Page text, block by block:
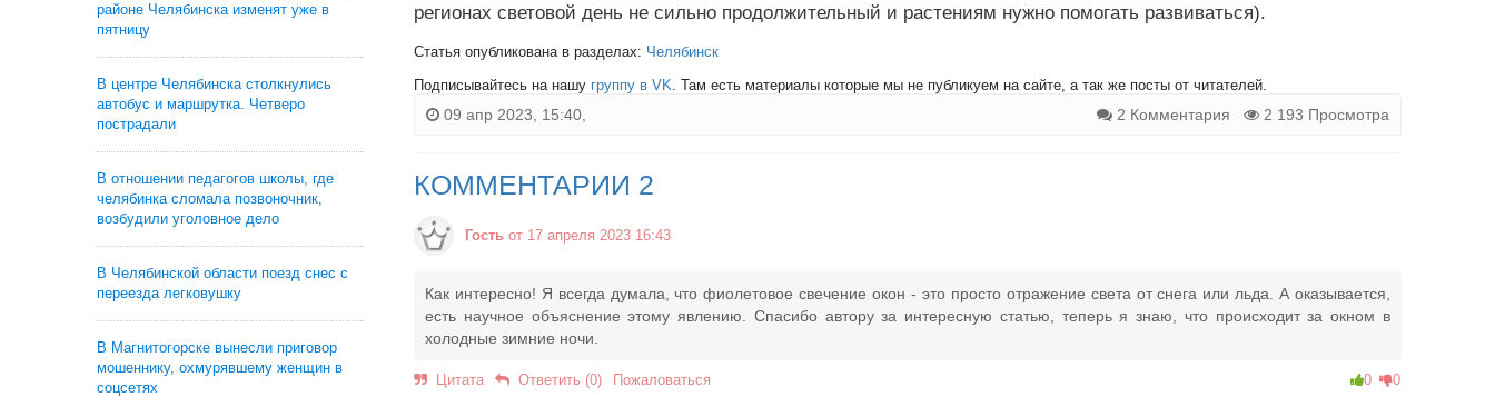
районе Челябинска изменят уже в
пятницу
В центре Челябинска столкнулись
автобус и маршрутка. Четверо
пострадали
В отношении педагогов школы, где
челябинка сломала позвоночник,
возбудили уголовное дело
В Челябинской области поезд снес с
переезда легковушку
В Магнитогорске вынесли приговор
мошеннику, охмурявшему женщин в
соцсетях
регионах световой день не сильно продолжительный и растениям нужно помогать развиваться).
Статья опубликована в разделах: Челябинск
Подписывайтесь на нашу группу в VK. Там есть материалы которые мы не публикуем на сайте, а так же посты от читателей.
09 апр 2023, 15:40, 2 Комментария 2 193 Просмотра
КОММЕНТАРИИ 2
Гость от 17 апреля 2023 16:43
Как интересно! Я всегда думала, что фиолетовое свечение окон - это просто отражение света от снега или льда. А оказывается,
есть научное объяснение этому явлению. Спасибо автору за интересную статью, теперь я знаю, что происходит за окном в
холодные зимние ночи.
Цитата Ответить (0) Пожаловаться 0 0